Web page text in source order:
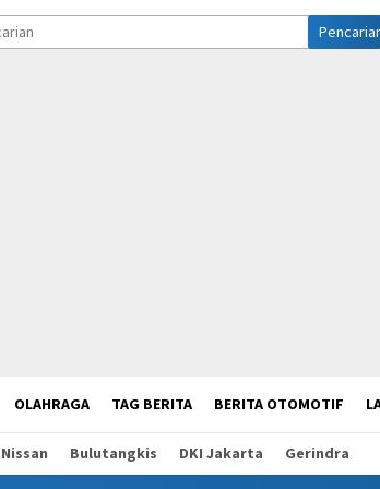
OLAHRAGA TAG BERITA BERITA OTOMOTIF
Nissan Bulutangkis DKI Jakarta Gerindra